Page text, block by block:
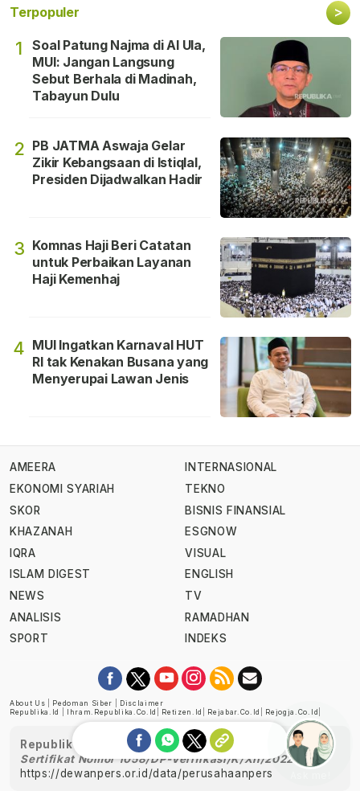
Terpopuler >
1
Soal Patung Najma di Al Ula,
MUI: Jangan Langsung
Sebut Berhala di Madinah,
Tabayun Dulu
2 PB JATMA Aswaja Gelar
Zikir Kebangsaan di Istiqlal,
Presiden Dijadwalkan Hadir
3 Komnas Haji Beri Catatan
untuk Perbaikan Layanan
Haji Kemenhaj
4 MUI Ingatkan Karnaval HUT
RI tak Kenakan Busana yang
Menyerupai Lawan Jenis
AMEERA
EKONOMI SYARIAH
SKOR
KHAZANAH
IQRA
ISLAM DIGEST
NEWS
ANALISIS
SPORT
INTERNASIONAL
TEKNO
BISNIS FINANSIAL
ESGNOW
VISUAL
ENGLISH
TV
RAMADHAN
INDEKS
About Us Pedoman Siber
Disclaimer
Republika.id
Ihram.republika.co.id Retizen.id Rejabar.co.id Rejogja.co.id
Republika telah diverifikasi oleh Dewan Pers
Sertifikat Nomor 1058/DP-Verifikasi/K/XII/2022
https://dewanpers.or.id/data/perusahaanpers